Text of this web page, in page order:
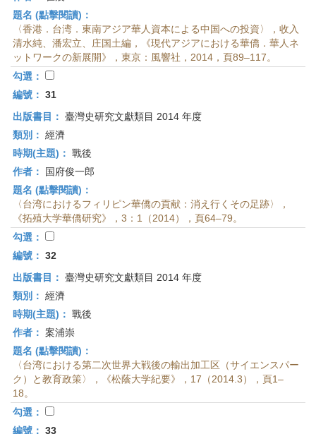
題名 (點擊閱讀)：
〈香港．台湾．東南アジア華人資本による中国への投資〉，收入
清水純、潘宏立、庄国土編，《現代アジアにおける華僑．華人ネ
ットワークの新展開》，東京：風響社，2014，頁89–117。
勾選：
編號： 31
出版書目： 臺灣史研究文獻類目 2014 年度
類別： 經濟
時期(主題)： 戰後
作者：
国府俊一郎
題名 (點擊閱讀)：
〈台湾におけるフィリピン華僑の貢献：消え行くその足跡〉，
《拓殖大学華僑研究》，3：1（2014），頁64–79。
勾選：
編號： 32
出版書目： 臺灣史研究文獻類目 2014 年度
類別： 經濟
時期(主題)： 戰後
作者： 案浦崇
題名 (點擊閱讀)：
〈台湾における第二次世界大戦後の輸出加工区（サイエンスパー
ク）と教育政策〉，《松蔭大学紀要》，17（2014.3），頁1–
18。
勾選：
編號： 33